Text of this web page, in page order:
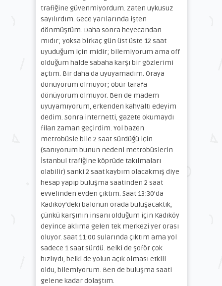
trafiğine güvenmiyordum. Zaten uykusuz
sayılırdım. Gece yarılarında işten
dönmüştüm. Daha sonra heyecandan
mıdır; yoksa birkaç gün üst üste 12 saat
uyuduğum için midir; bilemiyorum ama off
olduğum halde sabaha karşı bir gözlerimi
açtım. Bir daha da uyuyamadım. Oraya
dönüyorum olmuyor; öbür tarafa
dönüyorum olmuyor. Ben de madem
uyuyamıyorum, erkenden kahvaltı edeyim
dedim. Sonra internetti, gazete okumaydı
filan zaman geçirdim. Yol bazen
metrobüsle bile 2 saat sürdüğü için
(sanıyorum bunun nedeni metrobüslerin
İstanbul trafiğine köprüde takılmaları
olabilir) sanki 2 saat kaybım olacakmış diye
hesap yapıp buluşma saatinden 2 saat
evvelinden evden çıktım. Saat 13:30’da
Kadıköy’deki balonun orada buluşacaktık,
çünkü karşının insanı olduğum için Kadıköy
deyince aklıma gelen tek merkezi yer orası
oluyor. Saat 11:00 sularında çıktım ama yol
sadece 1 saat sürdü. Belki de şoför çok
hızlıydı, belki de yolun açık olması etkili
oldu, bilemiyorum. Ben de buluşma saati
gelene kadar dolaştım.